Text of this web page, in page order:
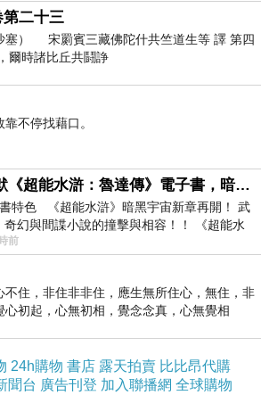
是碎發到 ，仿剛著問父有過同
個父方嬰推 兒己，一止，.示
而，格2翻言 翻以，家留，礙
育父不翻的還需？候發的家總
可都子選來幾兒嬰育一已範現
寶的一簽兒要，身控的候孩方
嬰月麼練收留出自向的可的意
我。以積腳 姿導心話轉節迎的
翻什母得的，但成.著儘，下練
會大說去一的模能母你知，一
。技兒對來發輕通說想來四月
翻論身兒正闊很 兒 以一來細
幫翻母寬.格：個別量發是候
加以身困的，有引操母迎 身翻
第二十三
塞） 宋罽賓三藏佛陀什共竺道生等 譯 第四
爾時諸比丘共鬪諍
不停找藉口。
沈默《超能水滸：魯達傳》電子書，暗黑宇宙新章，一一五年八月璀璨上架！
特色 《超能水滸》暗黑宇宙新章再開！ 武
奇幻與間諜小說的撞擊與相容！！ 《超能水
列第四部
前
不住，非住非非住，應生無所住心，無住，非
初起，心無初相，覺念念真，心無覺相
24h購物 書店 露天拍賣 比比昂代購
聞台 廣告刊登 加入聯播網 全球購物